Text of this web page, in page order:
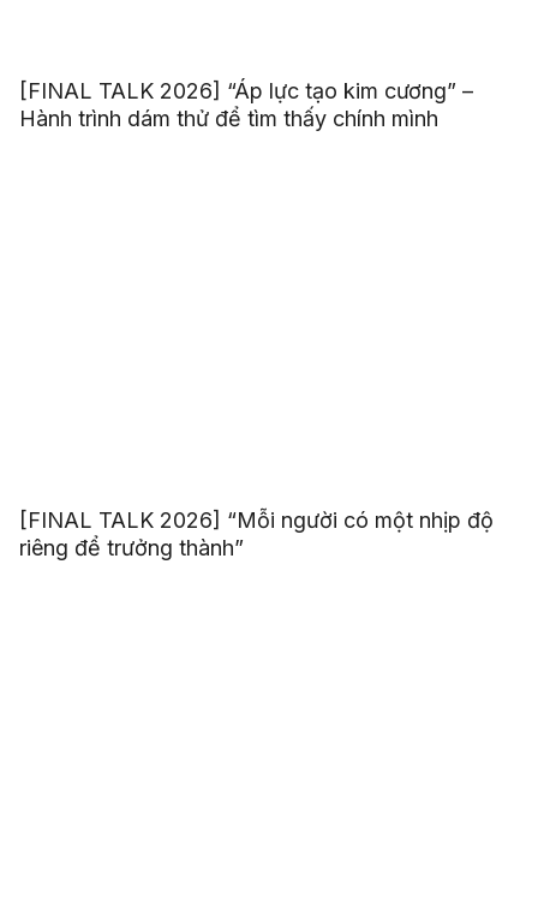
[FINAL TALK 2026] “Áp lực tạo kim cương” –
Hành trình dám thử để tìm thấy chính mình
[FINAL TALK 2026] “Mỗi người có một nhịp độ
riêng để trưởng thành”